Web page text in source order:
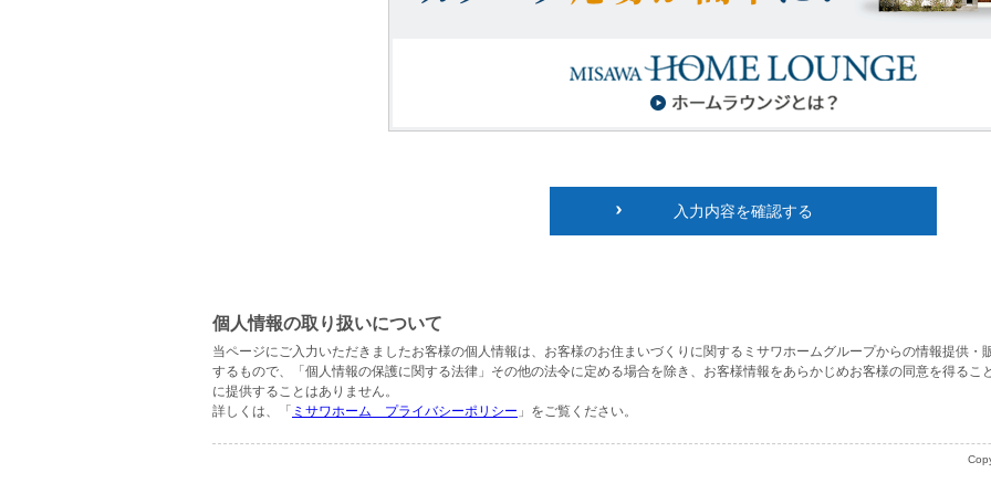
入力内容を確認する
個人情報の取り扱いについて
当ページにご入力いただきましたお客様の個人情報は、お客様のお住まいづくりに関するミサワホームグループからの情報提供・
するもので、「個人情報の保護に関する法律」その他の法令に定める場合を除き、お客様情報をあらかじめお客様の同意を得るこ
に提供することはありません。
詳しくは、「 ミサワホーム プライバシーポリシー 」をご覧ください。